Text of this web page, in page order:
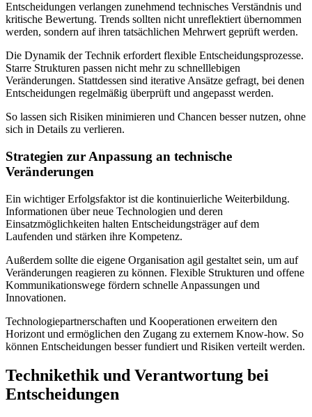
Entscheidungen verlangen zunehmend technisches Verständnis und
kritische Bewertung. Trends sollten nicht unreflektiert übernommen
werden, sondern auf ihren tatsächlichen Mehrwert geprüft werden.
Die Dynamik der Technik erfordert flexible Entscheidungsprozesse.
Starre Strukturen passen nicht mehr zu schnelllebigen
Veränderungen. Stattdessen sind iterative Ansätze gefragt, bei denen
Entscheidungen regelmäßig überprüft und angepasst werden.
So lassen sich Risiken minimieren und Chancen besser nutzen, ohne
sich in Details zu verlieren.
Strategien zur Anpassung an technische
Veränderungen
Ein wichtiger Erfolgsfaktor ist die kontinuierliche Weiterbildung.
Informationen über neue Technologien und deren
Einsatzmöglichkeiten halten Entscheidungsträger auf dem
Laufenden und stärken ihre Kompetenz.
Außerdem sollte die eigene Organisation agil gestaltet sein, um auf
Veränderungen reagieren zu können. Flexible Strukturen und offene
Kommunikationswege fördern schnelle Anpassungen und
Innovationen.
Technologiepartnerschaften und Kooperationen erweitern den
Horizont und ermöglichen den Zugang zu externem Know-how. So
können Entscheidungen besser fundiert und Risiken verteilt werden.
Technikethik und Verantwortung bei
Entscheidungen